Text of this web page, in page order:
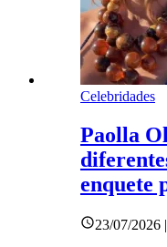
Celebridades
Paolla
enquete
23/07/2026